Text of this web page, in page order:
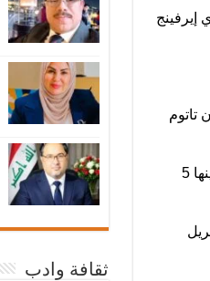
كيري إيرفينج
تاتوم
وأحرز تاتوم 26 نقطة وأضاف براون 30 نقطة وتكفل سام هاوزر بتسجيل 17 نقطة من بينها 5
ثقافة وادب